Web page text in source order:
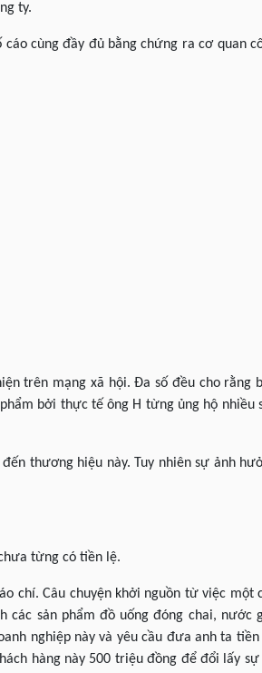
ty.
cùng đầy đủ bằng chứng ra cơ quan
trên mạng xã hội. Đa số đều cho rằng
bởi thực tế ông H từng ủng hộ nhiều
thương hiệu này. Tuy nhiên sự ảnh
từng có tiền lệ.
chí. Câu chuyện khởi nguồn từ việc một
các sản phẩm đồ uống đóng chai, nước
nghiệp này và yêu cầu đưa anh ta tiền
hàng này 500 triệu đồng để đổi lấy sự